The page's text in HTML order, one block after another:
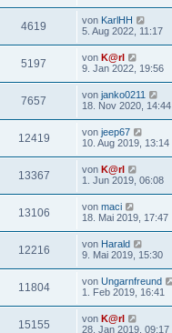
4619 von KarlHH
5. Aug 2022, 11:17
5197 von K@rl
9. Jan 2022, 19:56
7657 von janko0211
18. Nov 2020, 14:44
12419 von jeep67
10. Aug 2019, 13:14
13367 von K@rl
1. Jun 2019, 06:08
13106 von maci
18. Mai 2019, 17:47
12216 von Harald
9. Mai 2019, 15:30
11804 von Ungarnfreund
1. Feb 2019, 16:41
15155 von K@rl
28. Jan 2019, 09:17